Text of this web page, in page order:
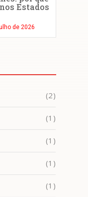
Estados
de 2026
(2)
(1)
(1)
(1)
(1)